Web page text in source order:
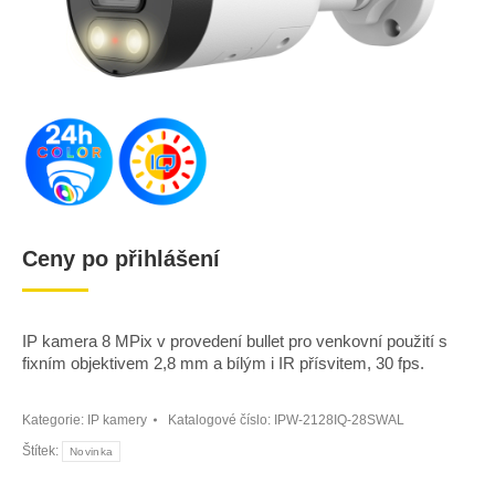
Ceny po přihlášení
IP kamera 8 MPix v provedení bullet pro venkovní použití s
fixním objektivem 2,8 mm a bílým i IR přísvitem, 30 fps.
Kategorie: IP kamery Katalogové číslo: IPW-2128IQ-28SWAL
Štítek:
Novinka